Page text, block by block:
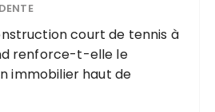
court de tennis à
renforce-t-elle le
immobilier haut de